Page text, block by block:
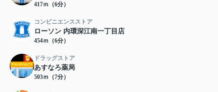
417ｍ（6分）
コンビニエンスストア
ローソン 内環深江南一丁目店
454ｍ（6分）
ドラッグストア
あすなろ薬局
503ｍ（7分）